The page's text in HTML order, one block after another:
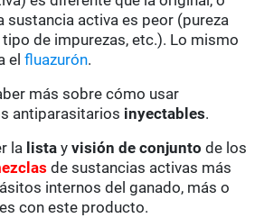
sustancia activa es peor (pureza
de impurezas, etc.). Lo mismo
elfluazurón.
más sobre cómo usar
antiparasitarios inyectables.
la lista yvisión de conjunto de los
de sustancias activas más
internos del ganado, más o
con este producto.